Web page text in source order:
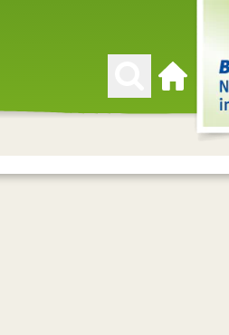
Zur